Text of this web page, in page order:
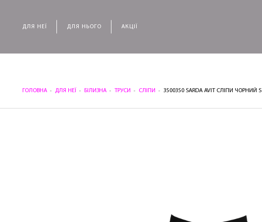
ДЛЯ НЕЇ ДЛЯ НЬОГО АКЦІЇ
ГОЛОВНА ДЛЯ НЕЇ БІЛИЗНА ТРУСИ СЛІПИ 3500350 SARDA AVIT СЛІПИ ЧОРНИЙ S